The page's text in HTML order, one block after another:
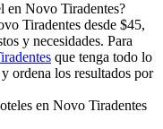
en Novo Tiradentes?
Tiradentes desde $45,
y necesidades. Para
que tenga todo lo
ordena los resultados por
en Novo Tiradentes